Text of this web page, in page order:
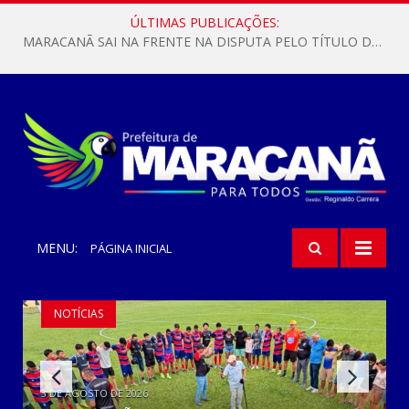
ÚLTIMAS PUBLICAÇÕES:
MARACANÃ SAI NA FRENTE NA DISPUTA PELO TÍTULO DA COPA PARÁ SUB-17!
MENU: PÁGINA INICIAL
NOTÍCIAS
3 DE AGOSTO DE 2026
NOTÍCIAS
3 DE AGOSTO DE 2026